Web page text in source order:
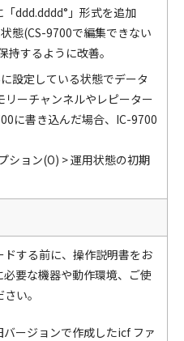
ddd.dddd°」形式を追加
態(CS-9700で編集できない
するように改善。
設定している状態でデータ
ーチャンネルやレピーター
に書き込んだ場合、IC-9700
ション(O) > 運用状態の初期
する前に、操作説明書をお
要な機器や動作環境、ご使
い。
ージョンで作成したicf ファ